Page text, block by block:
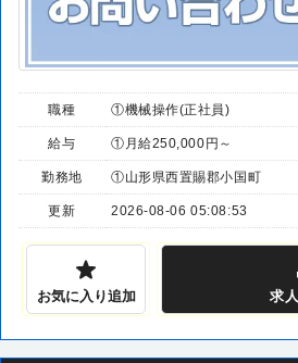
職種 ①機械操作(正社員)
給与 ①月給250,000円～
勤務地 ①山形県西置賜郡小国町
更新 2026-08-06 05:08:53
お気に入り追加 求人